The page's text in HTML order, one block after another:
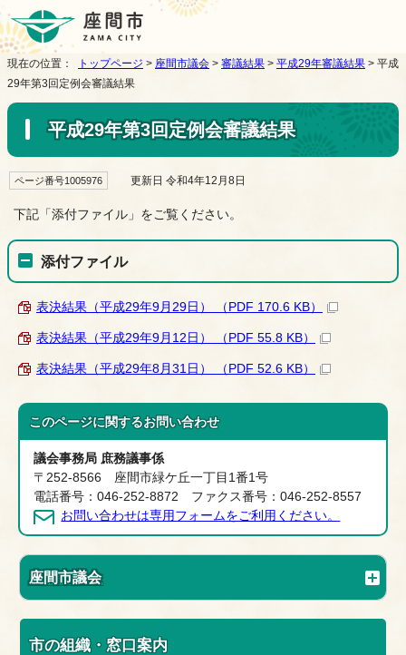
現在の位置： トップページ > 座間市議会 > 審議結果 > 平成29年審議結果 > 平成
29年第3回定例会審議結果
平成29年第3回定例会審議結果
ページ番号1005976 更新日 令和4年12月8日
下記「添付ファイル」をご覧ください。
添付ファイル
表決結果（平成29年9月29日） （PDF 170.6 KB）
表決結果（平成29年9月12日） （PDF 55.8 KB）
表決結果（平成29年8月31日） （PDF 52.6 KB）
このページに関するお問い合わせ
議会事務局 庶務議事係
〒252-8566 座間市緑ケ丘一丁目1番1号
電話番号：046-252-8872 ファクス番号：046-252-8557
お問い合わせは専用フォームをご利用ください。
座間市議会
市の組織・窓口案内